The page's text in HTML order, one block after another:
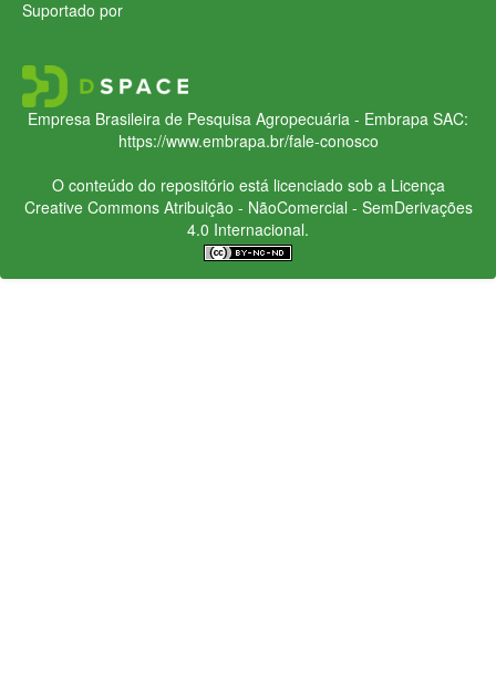
Suportado por
Empresa Brasileira de Pesquisa Agropecuária - Embrapa SAC:
https://www.embrapa.br/fale-conosco
O conteúdo do repositório está licenciado sob a Licença
Creative CommonsAtribuição - NãoComercial - SemDerivações
4.0 Internacional.